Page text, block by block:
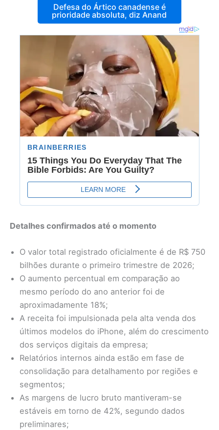
Defesa do Ártico canadense é
prioridade absoluta, diz Anand
Detalhes confirmados até o momento
O valor total registrado oficialmente é de R$ 750
bilhões durante o primeiro trimestre de 2026;
O aumento percentual em comparação ao
mesmo período do ano anterior foi de
aproximadamente 18%;
A receita foi impulsionada pela alta venda dos
últimos modelos do iPhone, além do crescimento
dos serviços digitais da empresa;
Relatórios internos ainda estão em fase de
consolidação para detalhamento por regiões e
segmentos;
As margens de lucro bruto mantiveram-se
estáveis em torno de 42%, segundo dados
preliminares;